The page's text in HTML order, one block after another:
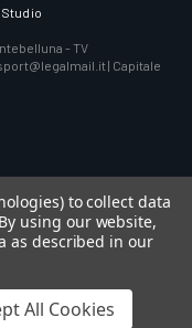
Studio
- TV
| Capitale
to collect data
By using our website,
as described in our
All Cookies